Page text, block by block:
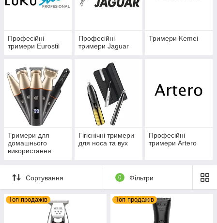
Професійні
тримери Eurostil
Професійні
тримери Jaguar
Тримери Kemei
Тримери для
домашнього
використання
Гігієнічні тримери
для носа та вух
Професійні
тримери Artero
Сортування 0 Фільтри
Топ продажів Топ продажів